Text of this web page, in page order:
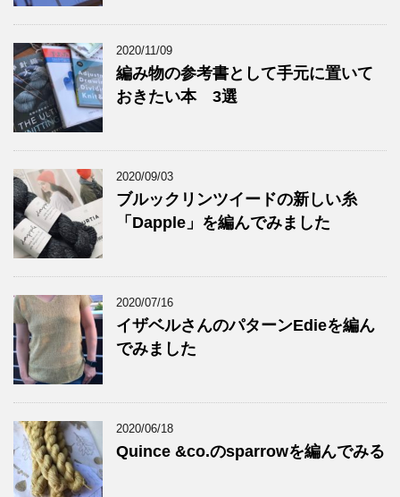
2020/11/09
編み物の参考書として手元に置いて
おきたい本 3選
2020/09/03
ブルックリンツイードの新しい糸
「Dapple」を編んでみました
2020/07/16
イザベルさんのパターンEdieを編ん
でみました
2020/06/18
Quince &co.のsparrowを編んでみる